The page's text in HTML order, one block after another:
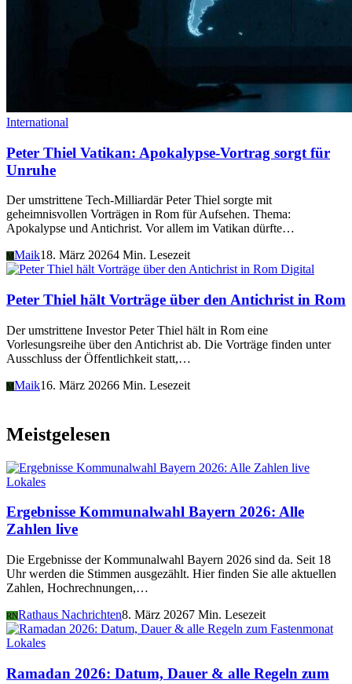
International
Peter Thiel Vatikan: Apokalypse-Vortrag sorgt für
Unruhe
Der umstrittene Tech-Milliardär Peter Thiel sorgte mit
geheimnisvollen Vorträgen in Rom für Aufsehen. Thema:
Apokalypse und Antichrist. Vor allem im Vatikan dürfte…
M Maik18. März 20264 Min. Lesezeit
Digital
Peter Thiel hält Vorträge über den Antichrist in Rom
Der umstrittene Investor Peter Thiel hält in Rom eine
Vorlesungsreihe über den Antichrist ab. Die Vorträge finden unter
Ausschluss der Öffentlichkeit statt,…
MMaik16. März 20266 Min. Lesezeit
Meistgelesen
Lokales
Ergebnisse Kommunalwahl Bayern 2026: Alle
Zahlen live
Die Ergebnisse der Kommunalwahl Bayern 2026 sind da. Seit 18
Uhr werden die Stimmen ausgezählt. Hier finden Sie alle aktuellen
Zahlen, Hochrechnungen,…
RNRathaus Nachrichten8. März 20267 Min. Lesezeit
Lokales
Ramadan 2026: Datum, Dauer & alle Regeln zum